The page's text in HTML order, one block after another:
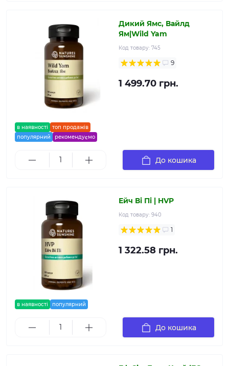
в наявності
топ продажів
популярний
рекомендуємо
Дикий Ямс, Вайлд
Ям|Wild Yam
Код товару: 745
9
1 499.70 грн.
До кошика
в наявності популярний
Ейч Ві Пі | HVP
Код товару: 940
1
1 322.58 грн.
До кошика